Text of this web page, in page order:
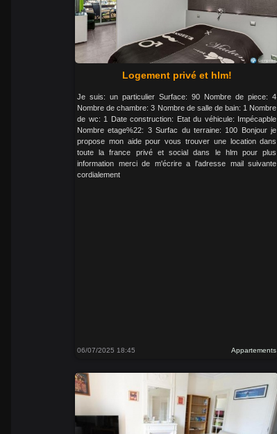
Logement privé et hlm!
Je suis: un particulier Surface: 90 Nombre de piece: 4
Nombre de chambre: 3 Nombre de salle de bain: 1 Nombre
de wc: 1 Date construction: Etat du véhicule: Impécapble
Nombre etage%22: 3 Surfac du terraine: 100 Bonjour je
propose mon aide pour vous trouver une location dans
toute la france privé et social dans le hlm pour plus
information merci de m'écrire a l'adresse mail suivante
cordialement
06/07/2025 18:45 Appartements